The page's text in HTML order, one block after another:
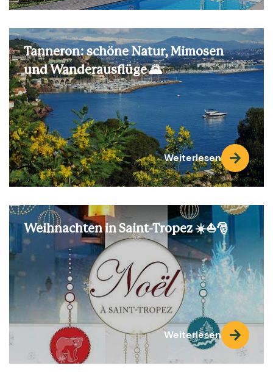
Tanneron: schöne Natur, Mimosen
und Wanderausflüge 🌄
Weiterlesen
Weihnachten in Saint-Tropez ☀️⛵🎅
Weiterlesen